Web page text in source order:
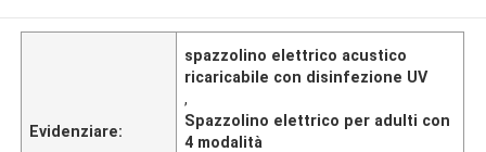
Evidenziare:
spazzolino elettrico acustico
ricaricabile con disinfezione UV
,
Spazzolino elettrico per adulti con
4 modalità